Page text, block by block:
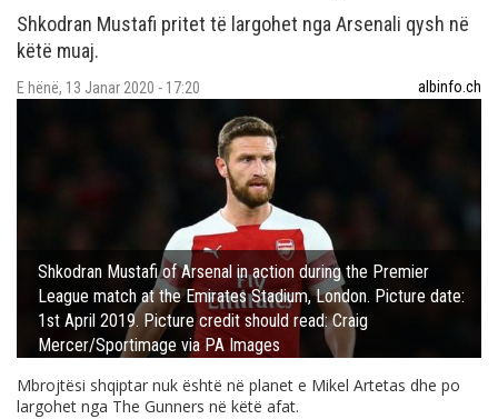
Shkodran Mustafi pritet të largohet nga Arsenali qysh në
këtë muaj.
E hënë, 13 Janar 2020 - 17:20 albinfo.ch
Shkodran Mustafi of Arsenal in action during the Premier
League match at the Emirates Stadium, London. Picture date:
1st April 2019. Picture credit should read: Craig
Mercer/Sportimage via PA Images
Mbrojtësi shqiptar nuk është në planet e Mikel Artetas dhe po
largohet nga The Gunners në këtë afat.